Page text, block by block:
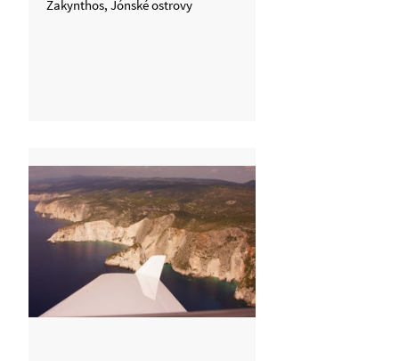
Zakynthos, Jónské ostrovy